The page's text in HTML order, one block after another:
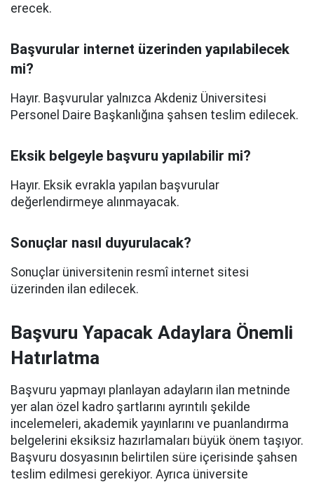
erecek.
Başvurular internet üzerinden yapılabilecek
mi?
Hayır. Başvurular yalnızca Akdeniz Üniversitesi
Personel Daire Başkanlığına şahsen teslim edilecek.
Eksik belgeyle başvuru yapılabilir mi?
Hayır. Eksik evrakla yapılan başvurular
değerlendirmeye alınmayacak.
Sonuçlar nasıl duyurulacak?
Sonuçlar üniversitenin resmî internet sitesi
üzerinden ilan edilecek.
Başvuru Yapacak Adaylara Önemli
Hatırlatma
Başvuru yapmayı planlayan adayların ilan metninde
yer alan özel kadro şartlarını ayrıntılı şekilde
incelemeleri, akademik yayınlarını ve puanlandırma
belgelerini eksiksiz hazırlamaları büyük önem taşıyor.
Başvuru dosyasının belirtilen süre içerisinde şahsen
teslim edilmesi gerekiyor. Ayrıca üniversite